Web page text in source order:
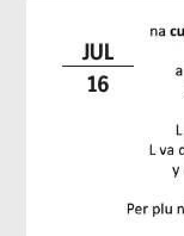
JUL
16